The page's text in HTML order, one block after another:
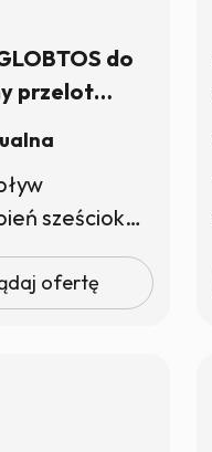
do
przelot
Sterowanie: trzpień sześciokątny
ofertę